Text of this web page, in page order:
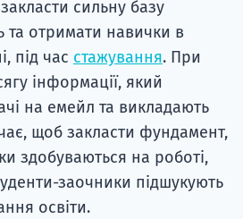
сильну базу
та отримати навички в
під час стажування. При
інформації, який
на емейл та викладають
щоб закласти фундамент,
здобуваються на роботі,
заочники підшукують
освіти.